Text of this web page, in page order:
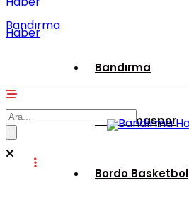
Bandırma
Haber
Bandırma
Bandırmaspor
Bordo Basketbol